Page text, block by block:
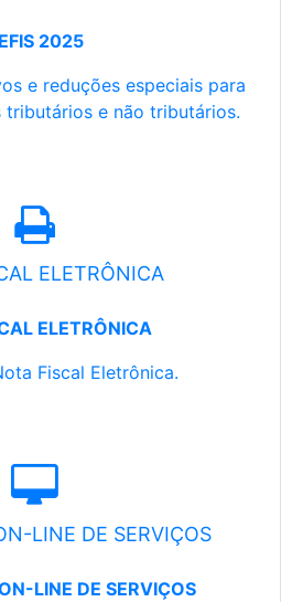
2025
e reduções especiais para
e não tributários.
ELETRÔNICA
ELETRÔNICA
Fiscal Eletrônica.
LINE DE SERVIÇOS
LINE DE SERVIÇOS